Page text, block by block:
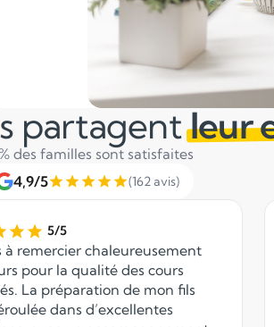
partagentleur
des familles sont satisfaites
4,9/5
(162 avis)
5/5
à remercier chaleureusement
cours
La préparation de mon fils
dans d’excellentes